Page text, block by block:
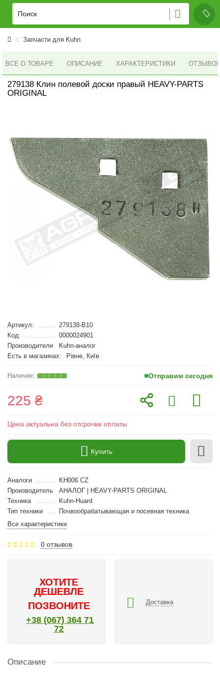
Запчасти для Kuhn
ВСЕ О ТОВАРЕ ОПИСАНИЕ ХАРАКТЕРИСТИКИ ОТЗЫВОВ
279138 Клин полевой доски правый HEAVY-PARTS
ORIGINAL
Артикул:
279138-B10
Код:
0000024901
Производители
Kuhn-аналог
Есть в магазинах:
Рівне, Київ
Отправим сегодня
225 ₴
Цена актуальна без отсрочки оплаты
Купить
Аналоги
KH006 CZ
Производитель
АНАЛОГ | HEAVY-PARTS ORIGINAL
Техника
Kuhn-Huard
Тип техники
Почвообрабатывающая и посевная техника
Все характеристики
0 отзывов
ХОТИТЕ
ДЕШЕВЛЕ
ПОЗВОНИТЕ
+38 (067) 364 71
72
Доставка
Описание